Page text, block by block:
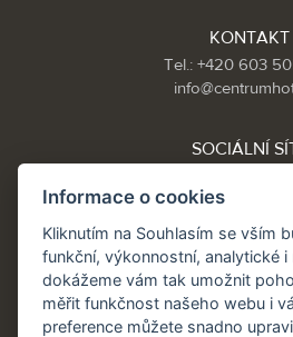
KONTAKT
Tel.: +420 603
SOCIÁLNÍ
Partneři:
www.Spa.cz
www.hotel.cz
www.hotely.cz
Informace o cookies
Kliknutím na Souhlasím se vším
funkční, výkonnostní, analytické
dokážeme vám tak umožnit
měřit funkčnost našeho webu i
preference můžete snadno